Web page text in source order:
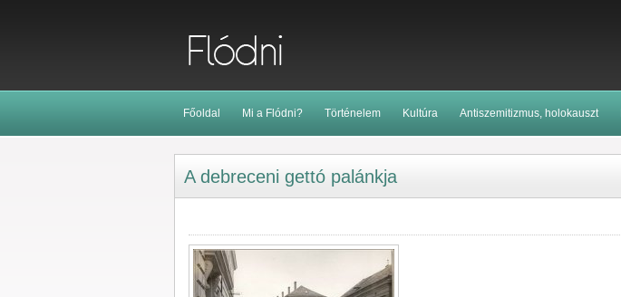
Főoldal Mi a Flódni? Történelem Kultúra Antiszemitizmus, holokauszt
A debreceni gettó palánkja